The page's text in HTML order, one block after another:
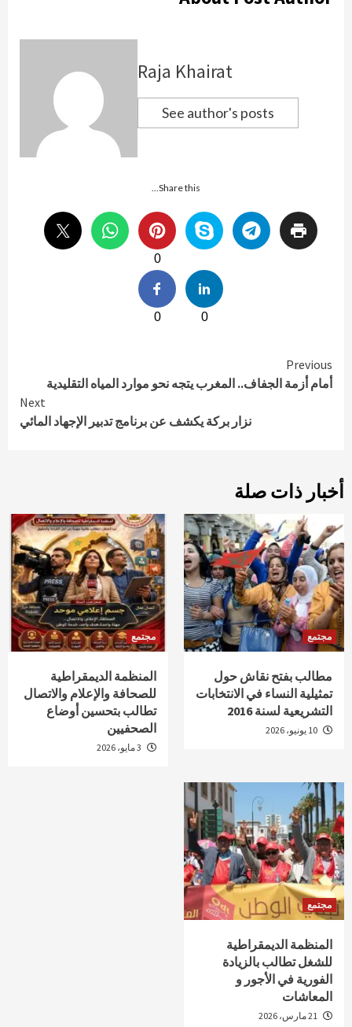
Raja Khairat
See author's posts
Share this...
0
0
0
Continue
Reading
Previous
أمام أزمة الجفاف.. المغرب يتجه نحو موارد المياه التقليدية
Next
نزار بركة يكشف عن برنامج تدبير الإجهاد المائي
أخبار ذات صلة
مجتمع
مطالب بفتح نقاش حول
تمثيلية النساء في الانتخابات
التشريعية لسنة 2016
مجتمع
المنظمة الديمقراطية
للصحافة والإعلام والاتصال
تطالب بتحسين أوضاع
الصحفيين
مجتمع
المنظمة الديمقراطية
للشغل تطالب بالزيادة
الفورية في الأجور و
المعاشات